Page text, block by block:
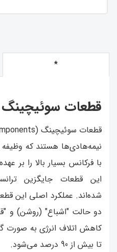
*
قطعات
نیمه‌هادی‌ها هستند که
با فرکانس بسیار بالا را بر
این قطعات جایگزین
شده‌اند. عملکرد اصلی این
دو حالت "اشباع" (روشن) و
کاهش اتلاف انرژی به صورت
تا بیش از 90 درصد می‌شود.